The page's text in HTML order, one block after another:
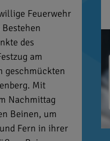
Feuerwehr
des
am
geschmückten
Mit
Nachmittag
Beinen, um
Fern in ihrer